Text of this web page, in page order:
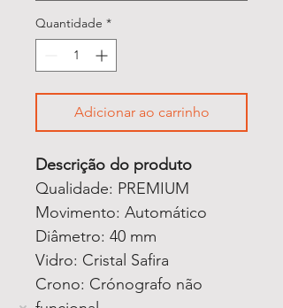
Quantidade *
Adicionar ao carrinho
Descrição do produto
Qualidade: PREMIUM
Movimento: Automático
Diâmetro: 40 mm
Vidro: Cristal Safira
Crono: Crónografo não